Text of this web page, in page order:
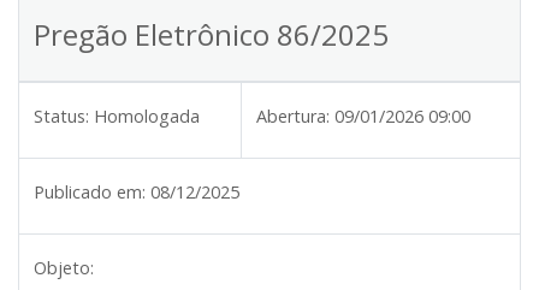
Pregão Eletrônico 86/2025
Status: Homologada Abertura: 09/01/2026 09:00
Publicado em: 08/12/2025
Objeto: